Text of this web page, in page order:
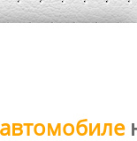
автомобиле